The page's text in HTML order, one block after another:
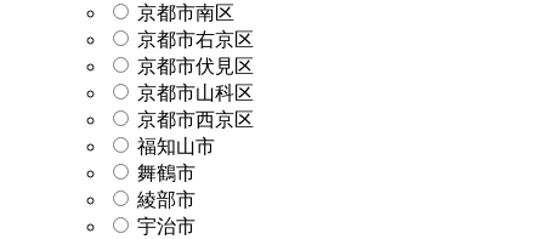
京都市南区
京都市右京区
京都市伏見区
京都市山科区
京都市西京区
福知山市
舞鶴市
綾部市
宇治市